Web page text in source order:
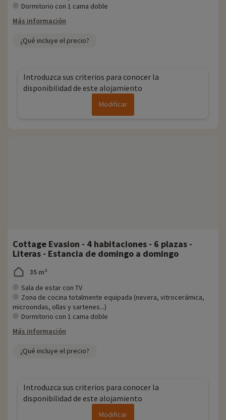
Dormitorio con 1 cama doble
Más información
¿Qué incluye el precio?
Introduzca sus criterios para conocer la
disponibilidad de este alojamiento
Modificar
Cottage Evasion - 4 habitaciones - 6 plazas -
Literas - Estancia de domingo a domingo
35 m²
Sala de estar con TV
Zona de cocina totalmente equipada (nevera, vitrocerámica,
microondas, ollas y sartenes...)
Dormitorio con 1 cama doble
Más información
¿Qué incluye el precio?
Introduzca sus criterios para conocer la
disponibilidad de este alojamiento
Modificar